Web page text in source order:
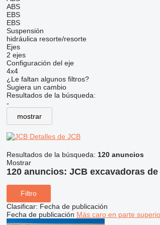
ABS
EBS
EBS
Suspensión
hidráulica resorte/resorte
Ejes
2 ejes
Configuración del eje
4x4
¿Le faltan algunos filtros?
Sugiera un cambio
Resultados de la búsqueda:
-
mostrar
Detalles de JCB
Resultados de la búsqueda: 120 anuncios
Mostrar
120 anuncios: JCB excavadoras
Filtro
Clasificar: Fecha de publicación
Fecha de publicación Más caro en parte